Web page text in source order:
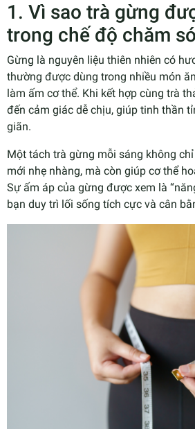
1. Vì sao trà gừng
trong chế độ chăm
Gừng là nguyên liệu thiên nhiên có
thường được dùng trong nhiều món
làm ấm cơ thể. Khi kết hợp cùng trà
đến cảm giác dễ chịu, giúp tinh thần
giãn.
Một tách trà gừng mỗi sáng không
mới nhẹ nhàng, mà còn giúp cơ thể
Sự ấm áp của gừng được xem là
bạn duy trì lối sống tích cực và cân